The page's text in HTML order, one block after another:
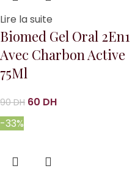
Lire la suite
Biomed Gel Oral 2En1
Avec Charbon Active
75Ml
90DH 60 DH
-33%